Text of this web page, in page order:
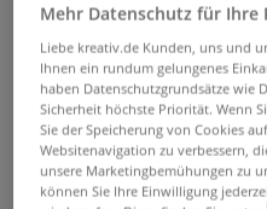
Mehr Datenschutz für Ihre
Liebe kreativ.de Kunden, uns und
Ihnen ein rundum gelungenes
haben Datenschutzgrundsätze wie
Sicherheit höchste Priorität. Wenn
Sie der Speicherung von Cookies
Websitenavigation zu verbessern,
unsere Marketingbemühungen zu
können Sie Ihre Einwilligung